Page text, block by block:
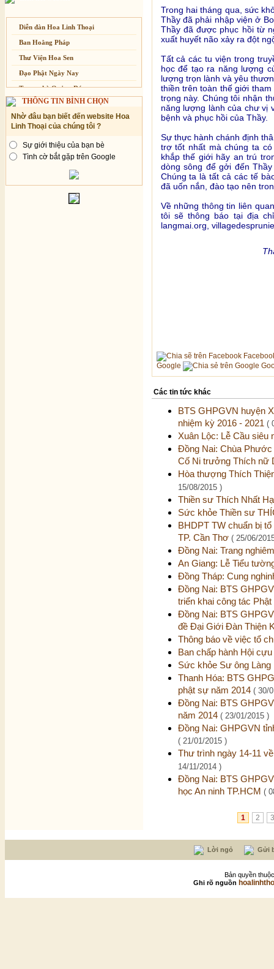
Anh không chết đâu em
Kiếp này
Diễn đàn Hoa Linh Thoại
Ban Hoằng Pháp
Thư Viện Hoa Sen
Đạo Phật Ngày Nay
Trang nhà Quảng Đức
Báo Giác Ngộ
Vesak 2014
THÔNG TIN BÌNH CHỌN
Nhờ đâu bạn biết đến website Hoa
Linh Thoại của chúng tôi ?
Sự giới thiệu của bạn bè
Tình cờ bắt gặp trên Google
Trong hai tháng qua, sức
Thầy đã phải nhập viện ở
Thầy đã được phục hồi từ
xuất huyết não xảy ra đột
Tất cả các tu viện trong
học để tạo ra năng lượng
lượng trọn lành và yêu
thiền trên toàn thế giới
trọng này. Chúng tôi nhận
năng lượng lành của chư vị
bệnh và phục hồi của Thầy.
Sự thực hành chánh định
trợ tốt nhất mà chúng ta
khắp thế giới hãy an trú
dòng sông để gởi đến
Chúng ta là tất cả các tế
đã uốn nắn, đào tạo nên
Về những thông tin liên
tôi sẽ thông báo tại địa
langmai.org
Google
Các tin tức khác
BTS GHPGVN huyện
nhiệm kỳ 2016 - 2021 (
Xuân Lộc: Lễ Cầu siêu
Đồng Nai: Chùa Phước
Cố Ni trưởng Thích nữ
Hòa thượng Thích
15/08/2015 )
Thiền sư Thích Nhất
Sức khỏe Thiền sư
BHDPT TW chuẩn bị
TP. Cần Thơ ( 25/06/
Đồng Nai: Trang
An Giang: Lễ Tiểu
Đồng Tháp: Cung
Đồng Nai: BTS
triển khai công tác
Đồng Nai: BTS
đề Đại Giới Đàn Thiện
Thông báo về việc tổ
Ban chấp hành Hội
Sức khỏe Sư ông
Thanh Hóa: BTS
phật sự năm 2014 ( 30/
Đồng Nai: BTS
năm 2014 ( 23/01/2015 )
Đồng Nai: GHPGVN
( 21/01/2015 )
Thư trình ngày 14-11
14/11/2014 )
Đồng Nai: BTS
học An ninh TP.HCM (
1 2 3
Lời ngỏ Gửi
Bản quyền
Ghi rõ nguồn